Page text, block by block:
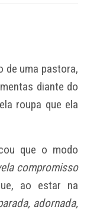
de uma pastora,
diante do
roupa que ela
que o modo
compromisso
ao estar na
adornada,